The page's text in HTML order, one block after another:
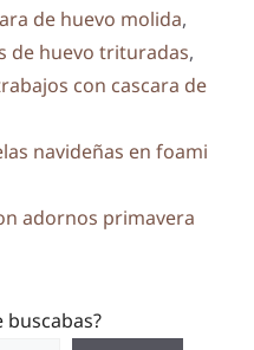
de huevo molida,
de huevo trituradas,
con cascara de
navideñas en foami
adornos primavera